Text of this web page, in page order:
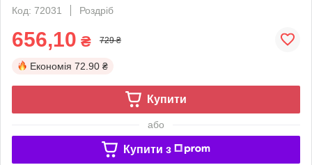
Код: 72031
Роздріб
656,10 ₴ 729 ₴
Економія 72.90 ₴
Купити
або
Купити з